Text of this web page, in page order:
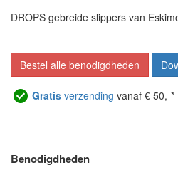
DROPS gebreide slippers van
Bestel alle benodigdheden
Gratis verzending vanaf € 50,-*
Benodigdheden